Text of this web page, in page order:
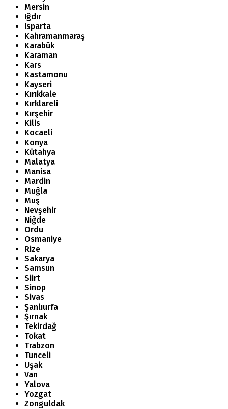
Mersin
Iğdır
Isparta
Kahramanmaraş
Karabük
Karaman
Kars
Kastamonu
Kayseri
Kırıkkale
Kırklareli
Kırşehir
Kilis
Kocaeli
Konya
Kütahya
Malatya
Manisa
Mardin
Muğla
Muş
Nevşehir
Niğde
Ordu
Osmaniye
Rize
Sakarya
Samsun
Siirt
Sinop
Sivas
Şanlıurfa
Şırnak
Tekirdağ
Tokat
Trabzon
Tunceli
Uşak
Van
Yalova
Yozgat
Zonguldak